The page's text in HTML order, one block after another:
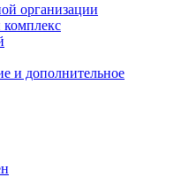
организации
и дополнительное